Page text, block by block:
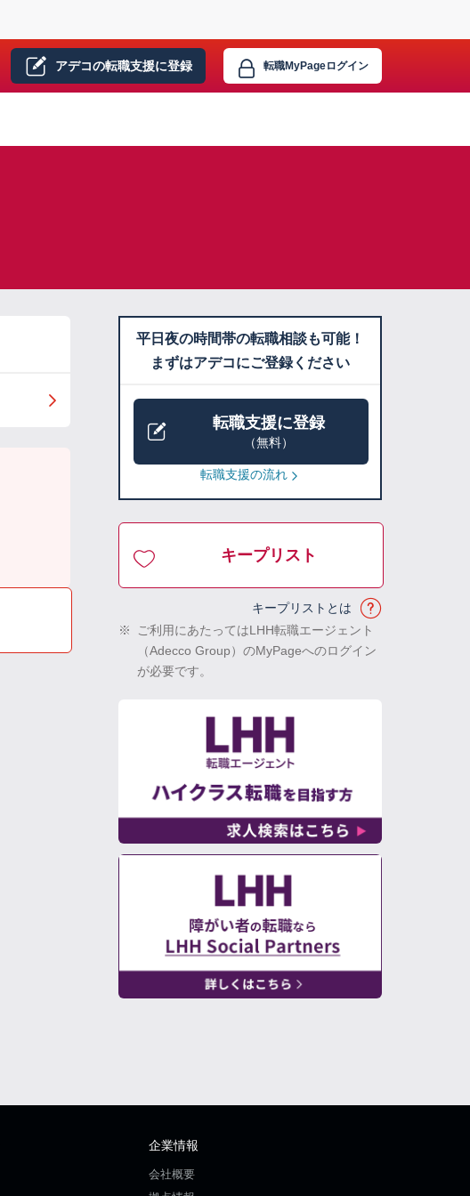
アデコの転職支援に登録 転職MyPageログイン
平日夜の時間帯の転職相談も可能！
まずはアデコにご登録ください
転職支援に登録
（無料）
転職支援の流れ
キープリスト
キープリストとは
※
ご利用にあたってはLHH転職エージェント
（Adecco Group）のMyPageへのログイン
が必要です。
企業情報
会社概要